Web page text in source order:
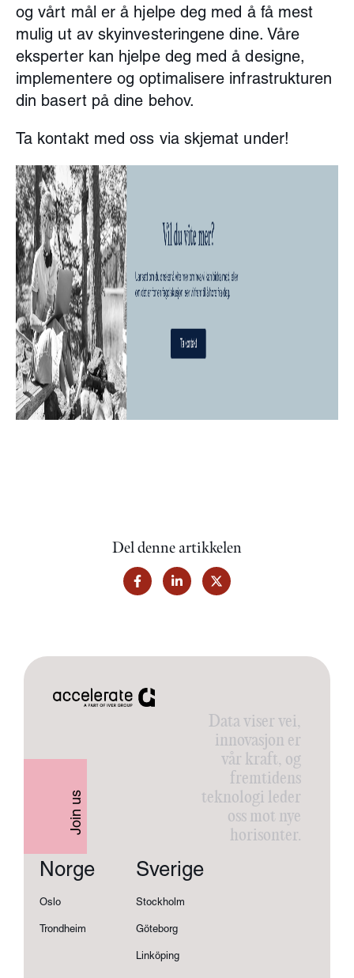
og vårt mål er å hjelpe deg med å få mest
mulig ut av skyinvesteringene dine. Våre
eksperter kan hjelpe deg med å designe,
implementere og optimalisere infrastrukturen
din basert på dine behov.
Ta kontakt med oss via skjemat under!
Del denne artikkelen
Join us
Norge
Oslo
Trondheim
Sverige
Stockholm
Göteborg
Linköping
Data viser vei,
innovasjon er
vår kraft, og
fremtidens
teknologi leder
oss mot nye
horisonter.